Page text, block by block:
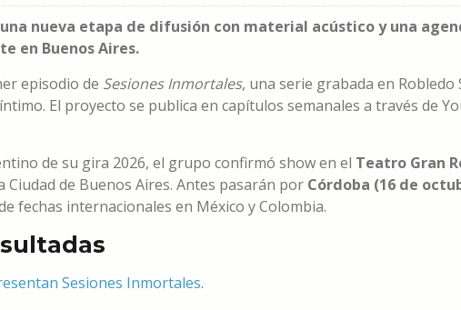
nueva etapa de difusión con material acústico y una
en Buenos Aires.
episodio de Sesiones Inmortales, una serie grabada en Robledo
El proyecto se publica en capítulos semanales a través de
de su gira 2026, el grupo confirmó show en el Teatro Gran
Ciudad de Buenos Aires. Antes pasarán por Córdoba (16 de
fechas internacionales en México y Colombia.
Sesiones Inmortales.